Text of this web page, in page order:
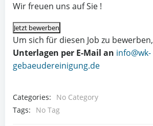
Wir freuen uns auf Sie !
Um sich für diesen Job zu bewerben,
Unterlagen per E-Mail an info@wk-
gebaeudereinigung.de
Categories:
No Category
Tags:
No Tag